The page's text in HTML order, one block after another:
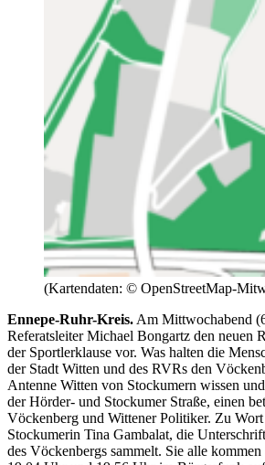
(Kartendaten: © OpenStreetMap-
Ennepe-Ruhr-Kreis. Am Mittwochabend
Referatsleiter Michael Bongartz den neuen
der Sportlerklause vor. Was halten die
der Stadt Witten und des RVRs den
Antenne Witten von Stockumern wissen
der Hörder- und Stockumer Straße, einen
Vöckenberg und Wittener Politiker. Zu
Stockumerin Tina Gambalat, die
des Vöckenbergs sammelt. Sie alle